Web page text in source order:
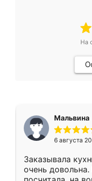
На
Мальвина
6 августа
Заказывала
очень